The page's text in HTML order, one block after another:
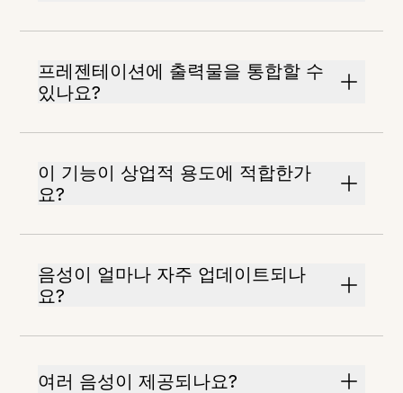
프레젠테이션에 출력물을 통합할 수
있나요?
이 기능이 상업적 용도에 적합한가
요?
음성이 얼마나 자주 업데이트되나
요?
여러 음성이 제공되나요?